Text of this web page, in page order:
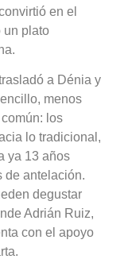
en el
un plato
a Dénia y
menos
los
lo tradicional,
ya 13 años
de antelación.
degustar
Adrián Ruiz,
con el apoyo